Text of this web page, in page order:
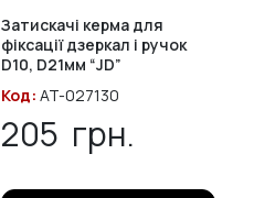
Затискачі керма для
фіксації дзеркал і ручок
D10, D21мм “JD”
Код: AT-027130
205 грн.